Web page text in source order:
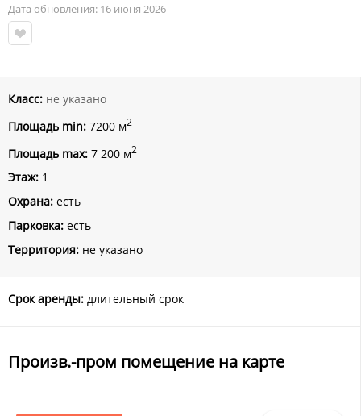
Дата обновления: 16 июня 2026
Класс: не указано
Площадь min: 7200 м2
Площадь max: 7 200 м2
Этаж: 1
Охрана: есть
Парковка: есть
Территория: не указано
Срок аренды: длительный срок
Произв.-пром помещение на карте